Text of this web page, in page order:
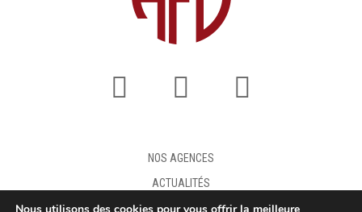
NOS AGENCES
ACTUALITÉS
FAQ